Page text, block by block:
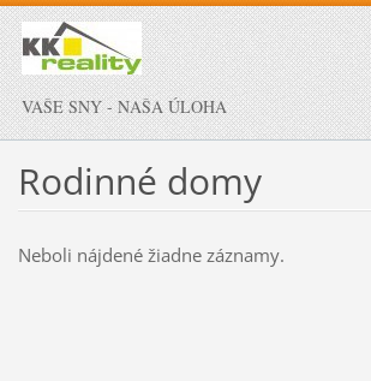
VAŠE SNY - NAŠA ÚLOHA
Rodinné domy
Neboli nájdené žiadne záznamy.